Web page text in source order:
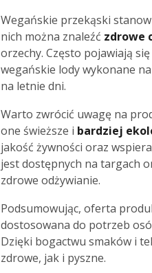
Wegańskie przekąski
nich można znaleźć zdrowe
orzechy. Często pojawiają
wegańskie lody wykonane
na letnie dni.
Warto zwrócić uwagę na
one świeższe i bardziej
jakość żywności oraz
jest dostępnych na targach
zdrowe odżywianie.
Podsumowując, oferta
dostosowana do potrzeb
Dzięki bogactwu smaków i
zdrowe, jak i pyszne.